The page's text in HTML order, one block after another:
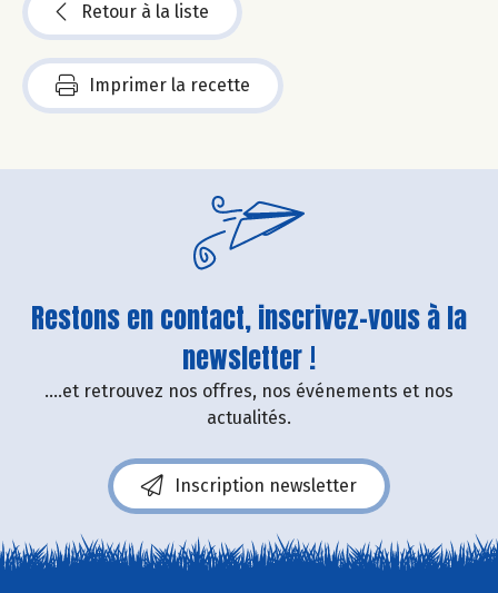
Retour à la liste
Imprimer la recette
Restons en contact, inscrivez-vous à la
newsletter !
....et retrouvez nos offres, nos événements et nos
actualités.
Inscription newsletter